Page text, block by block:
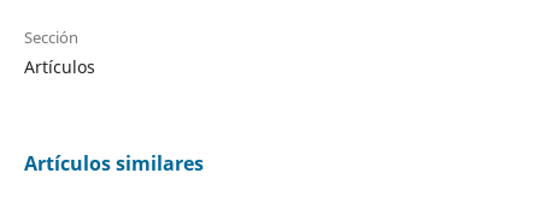
Sección
Artículos
Artículos similares